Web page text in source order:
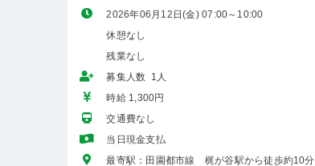
2026年06月12日(金) 07:00～10:00
休憩なし
残業なし
募集人数 1人
時給 1,300円
交通費なし
当日現金支払
最寄駅：田園都市線 梶が谷駅から徒歩約10分